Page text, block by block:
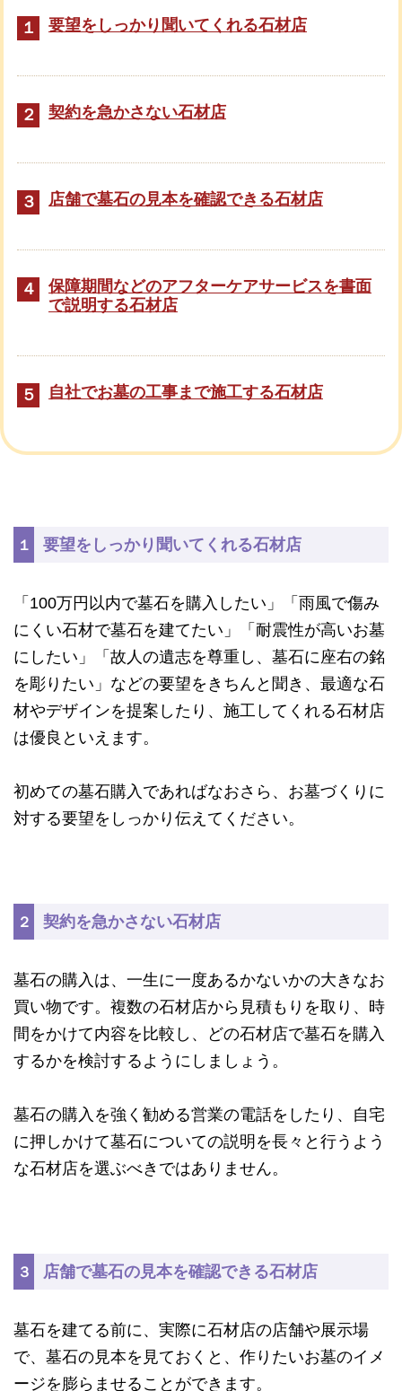
１ 要望をしっかり聞いてくれる石材店
２ 契約を急かさない石材店
３ 店舗で墓石の見本を確認できる石材店
４
保障期間などのアフターケアサービスを書面
で説明する石材店
５ 自社でお墓の工事まで施工する石材店
１ 要望をしっかり聞いてくれる石材店
「100万円以内で墓石を購入したい」「雨風で傷み
にくい石材で墓石を建てたい」「耐震性が高いお墓
にしたい」「故人の遺志を尊重し、墓石に座右の銘
を彫りたい」などの要望をきちんと聞き、最適な石
材やデザインを提案したり、施工してくれる石材店
は優良といえます。
初めての墓石購入であればなおさら、お墓づくりに
対する要望をしっかり伝えてください。
２ 契約を急かさない石材店
墓石の購入は、一生に一度あるかないかの大きなお
買い物です。複数の石材店から見積もりを取り、時
間をかけて内容を比較し、どの石材店で墓石を購入
するかを検討するようにしましょう。
墓石の購入を強く勧める営業の電話をしたり、自宅
に押しかけて墓石についての説明を長々と行うよう
な石材店を選ぶべきではありません。
３ 店舗で墓石の見本を確認できる石材店
墓石を建てる前に、実際に石材店の店舗や展示場
で、墓石の見本を見ておくと、作りたいお墓のイメ
ージを膨らませることができます。